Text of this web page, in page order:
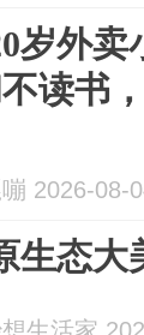
岁外卖
读书
2026-08-
生态大